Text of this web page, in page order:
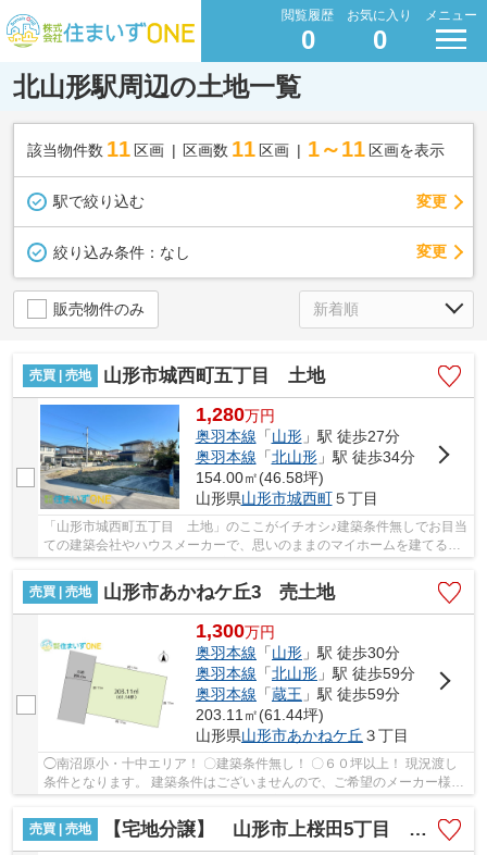
閲覧履歴
0
お気に入り
0
メニュー
北山形駅周辺の土地一覧
該当物件数 11 区画 区画数 11 区画 1～11 区画を表示
駅で絞り込む 変更
絞り込み条件： なし 変更
販売物件のみ
売買 | 売地 山形市城西町五丁目 土地
1,280万円
奥羽本線 「山形」駅 徒歩27分
奥羽本線 「北山形」駅 徒歩34分
154.00㎡(46.58坪)
山形県山形市城西町５丁目
「山形市城西町五丁目 土地」のここがイチオシ♪建築条件無しでお目当
ての建築会社やハウスメーカーで、思いのままのマイホームを建てるこ
売買 | 売地
山形市あかねケ丘3 売土地
1,300万円
奥羽本線 「山形」駅 徒歩30分
奥羽本線 「北山形」駅 徒歩59分
奥羽本線 「蔵王 」駅 徒歩59分
203.11㎡(61.44坪)
山形県山形市あかねケ丘 ３丁目
◯南沼原小・十中エリア！ 〇建築条件無し！ 〇６０坪以上！ 現況渡し
条件となります。 建築条件はございませんので、ご希望のメーカー様で
売買 | 売地
【宅地分譲】 山形市上桜田5丁目 全3区画